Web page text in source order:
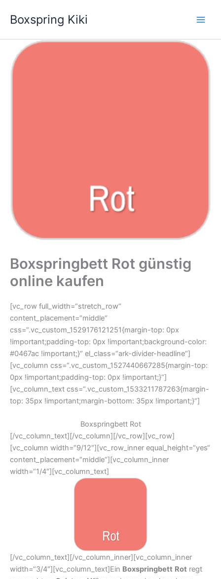
InhaltBoxspring Kiki
Boxspringbett Rot günstig
online kaufen
[vc_row full_width=“stretch_row“
content_placement=“middle“
css=“.vc_custom_1529176121251{margin-top: 0px
!important;padding-top: 0px !important;background-color:
#0467ac !important;}“ el_class=“ark-divider-headline“]
[vc_column css=“.vc_custom_1527440667285{margin-top:
0px !important;padding-top: 0px !important;}“]
[vc_column_text css=“.vc_custom_1533211787263{margin-
top: 35px !important;margin-bottom: 35px !important;}“]
Boxspringbett Rot
[/vc_column_text][/vc_column][/vc_row][vc_row]
[vc_column width=“9/12″][vc_row_inner equal_height=“yes“
content_placement=“middle“][vc_column_inner
width=“1/4″][vc_column_text]
[/vc_column_text][/vc_column_inner][vc_column_inner
width=“3/4″][vc_column_text]Ein Boxspringbett Rot regt